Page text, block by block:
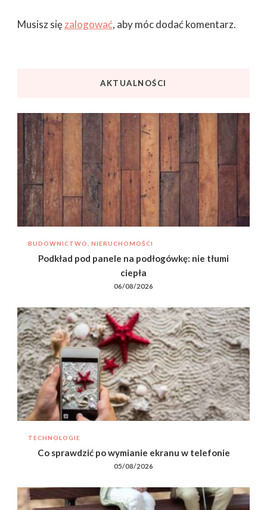
Musisz sięzalogować, aby móc dodać komentarz.
AKTUALNOŚCI
BUDOWNICTWO, NIERUCHOMOŚCI
Podkład pod panele na podłogówkę: nie tłumi
ciepła
06/08/2026
TECHNOLOGIE
Co sprawdzić po wymianie ekranu w telefonie
05/08/2026